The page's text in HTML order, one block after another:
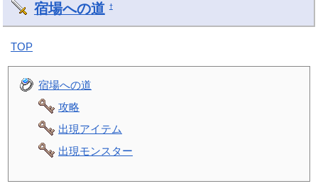
宿場への道 †
TOP
宿場への道
攻略
出現アイテム
出現モンスター